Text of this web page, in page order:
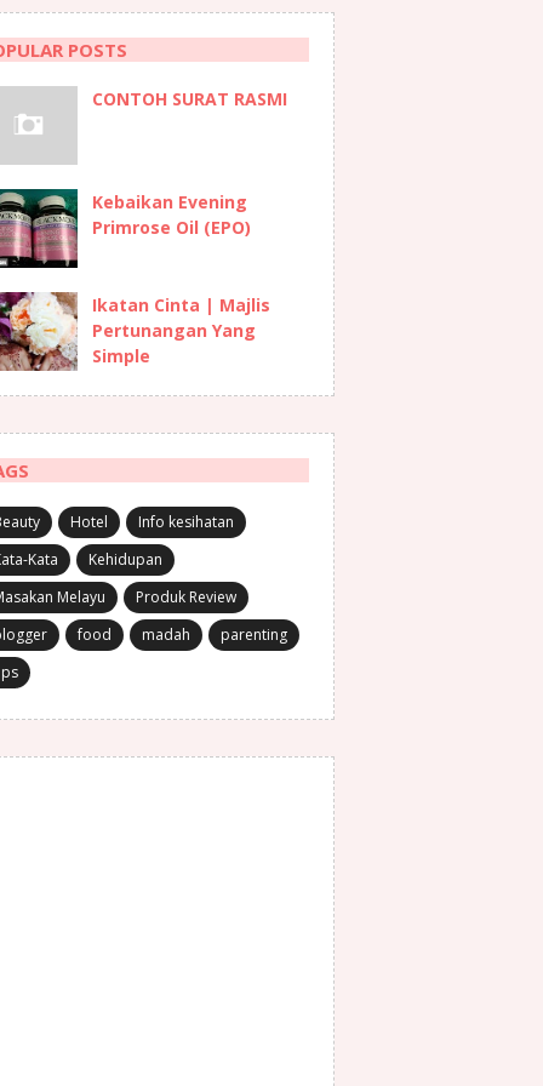
POSTS
CONTOH SURAT RASMI
Kebaikan Evening
Primrose Oil (EPO)
Ikatan Cinta | Majlis
Pertunangan Yang
Simple
Hotel
Info kesihatan
Kata
Kehidupan
Melayu
Produk Review
food madah
parenting